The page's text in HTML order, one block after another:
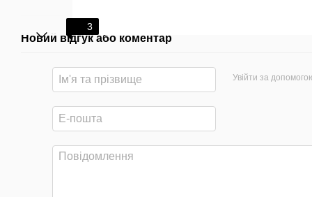
3
Новий відгук або коментар
Увійти за